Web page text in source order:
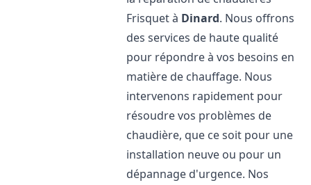
Frisquet à Dinard. Nous offrons
des services de haute qualité
pour répondre à vos besoins en
matière de chauffage. Nous
intervenons rapidement pour
résoudre vos problèmes de
chaudière, que ce soit pour une
installation neuve ou pour un
dépannage d'urgence. Nos